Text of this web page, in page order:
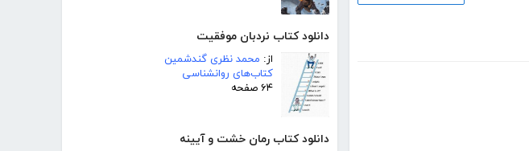
دانلود کتاب نردبان موفقیت
از: محمد نظری گندشمین
کتاب‌های روانشناسی
۶۴ صفحه
دانلود کتاب رمان خشت و آیینه